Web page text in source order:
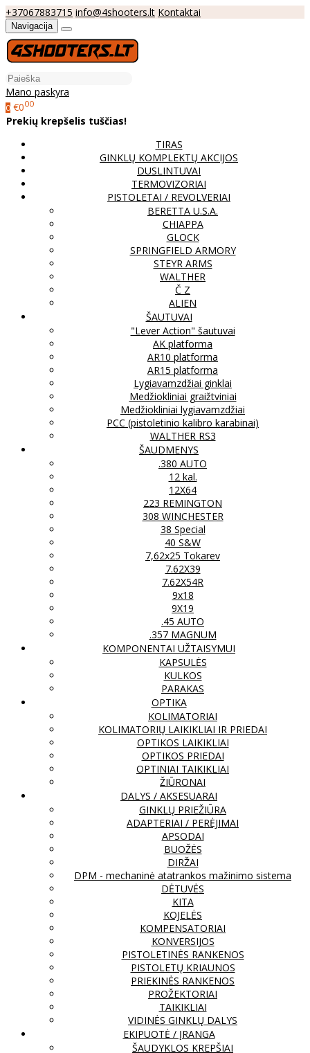
+37067883715 info@4shooters.lt Kontaktai
Navigacija
Mano paskyra
0 €000
Prekių krepšelis tuščias!
TIRAS
GINKLŲ KOMPLEKTŲ AKCIJOS
DUSLINTUVAI
TERMOVIZORIAI
PISTOLETAI / REVOLVERIAI
BERETTA U.S.A.
CHIAPPA
GLOCK
SPRINGFIELD ARMORY
STEYR ARMS
WALTHER
Č Z
ALIEN
ŠAUTUVAI
"Lever Action" šautuvai
AK platforma
AR10 platforma
AR15 platforma
Lygiavamzdžiai ginklai
Medžiokliniai graižtviniai
Medžiokliniai lygiavamzdžiai
PCC (pistoletinio kalibro karabinai)
WALTHER RS3
ŠAUDMENYS
.380 AUTO
12 kal.
12X64
223 REMINGTON
308 WINCHESTER
38 Special
40 S&W
7,62x25 Tokarev
7.62X39
7.62X54R
9x18
9X19
.45 AUTO
.357 MAGNUM
KOMPONENTAI UŽTAISYMUI
KAPSULĖS
KULKOS
PARAKAS
OPTIKA
KOLIMATORIAI
KOLIMATORIŲ LAIKIKLIAI IR PRIEDAI
OPTIKOS LAIKIKLIAI
OPTIKOS PRIEDAI
OPTINIAI TAIKIKLIAI
ŽIŪRONAI
DALYS / AKSESUARAI
GINKLŲ PRIEŽIŪRA
ADAPTERIAI / PERĖJIMAI
APSODAI
BUOŽĖS
DIRŽAI
DPM - mechaninė atatrankos mažinimo sistema
DĖTUVĖS
KITA
KOJELĖS
KOMPENSATORIAI
KONVERSIJOS
PISTOLETINĖS RANKENOS
PISTOLETŲ KRIAUNOS
PRIEKINĖS RANKENOS
PROŽEKTORIAI
TAIKIKLIAI
VIDINĖS GINKLŲ DALYS
EKIPUOTĖ / ĮRANGA
ŠAUDYKLOS KREPŠIAI